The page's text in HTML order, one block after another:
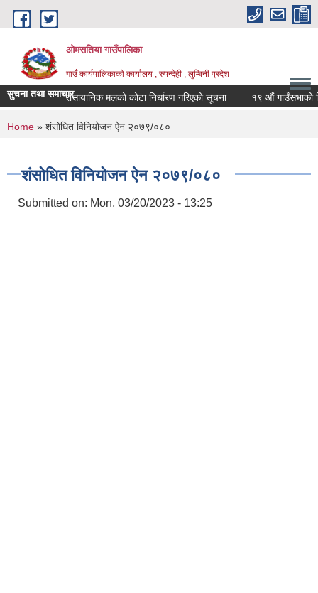
Skip to main content
ओमसतिया गाउँपालिका
गाउँ कार्यपालिकाको कार्यालय , रुपन्देही , लुम्बिनी प्रदेश
सुचना तथा समाचाररासायानिक मलको कोटा निर्धारण गरिएको सूचना १९ औं गाउँसभाको
You are here
Home » शंसाेधित विनियोजन ऐन २०७९/०८०
शंसाेधित विनियोजन ऐन २०७९/०८०
Submitted on: Mon, 03/20/2023 - 13:25